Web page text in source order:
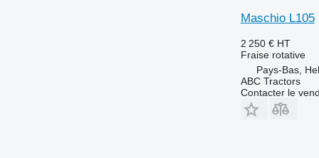
Maschio L105
2 250 € HT
Fraise rotative
Pays-Bas,
ABC Tractors
Contacter le